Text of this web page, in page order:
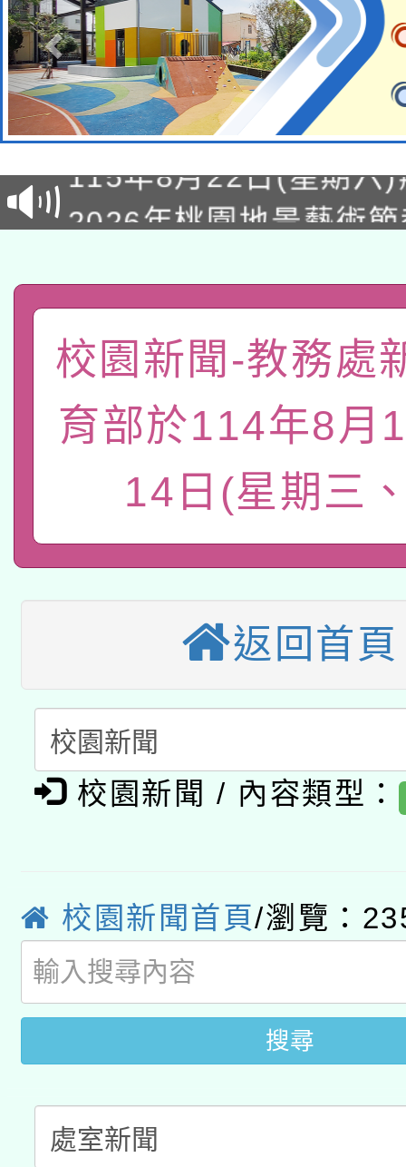
轉知經濟部水利署委託
業技術研究院辦理「
用水績優單位及節水達
桃園市孔廟祈福系列
2026年桃園地景藝術
關事宜
國立臺灣師範大學辦理
年度健康促進學校輔導
業成長研習」實施計畫
函轉國家教育研究院中
族教育國際趨勢與發展
轉知教育部國民及學前
新北市政府教育局辦理
師專業成長研習實施
方素養工作坊新北場」
函轉國立臺灣師範大學
族語言臺北學習中心
「族語學習班」招生簡
轉知有關國立成功大學
教育部國民及學前教
年度COVID-19疫苗接
接種對象擴大為「滿6
月28日止
轉知經濟部水利署委託
業技術研究院辦理「
用水績優單位及節水達
動」
115年8月22日(星期六
桃園市孔廟祈福系列
開 智慧啟航」
2026年桃園地景藝術
「2026桃園藝術巡演
關事宜
轉知教育部國民及學前
國立臺灣師範大學辦
業成長研習」實施計畫
函轉國家教育研究院中
族教育國際趨勢與發展
師專業成長研習實施計
方素養工作坊新北場」
族語言臺北學習中心
「族語學習班」招生簡
轉知有關國立成功大學
文教學共融平台-教案
教育部國民及學前教育
年度COVID-19疫苗接
接種之民眾」措施，延
校園新聞-教務處
育部於114年8月
14日(星期三
返回首頁
校園新聞 / 內容類型：
校園新聞首頁/瀏覽：
搜尋